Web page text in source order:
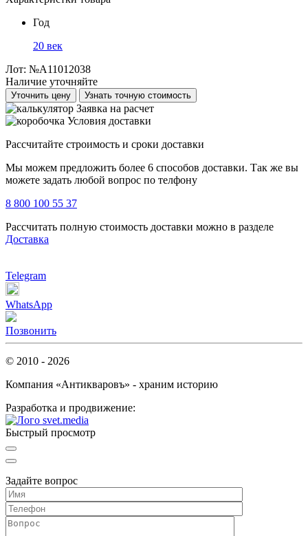
Год
20 век
Лот: №А11012038
Наличие уточняйте
Уточнить цену Узнать точную стоимость
Заявка на расчет
Условия доставки
Рассчитайте строимость и сроки доставки
Мы можем предложить более 6 способов доставки. Так же вы
можете задать любой вопрос по телфону
8 800 100 55 37
Рассчитать полную стоимость доставки можно в разделе
Доставка
Telegram
WhatsApp
Позвонить
© 2010 - 2026
Компания «Антикваровъ» - храним историю
Разработка и продвижение:
Быстрый просмотр
Задайте вопрос